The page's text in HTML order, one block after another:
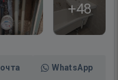
+48
WhatsApp